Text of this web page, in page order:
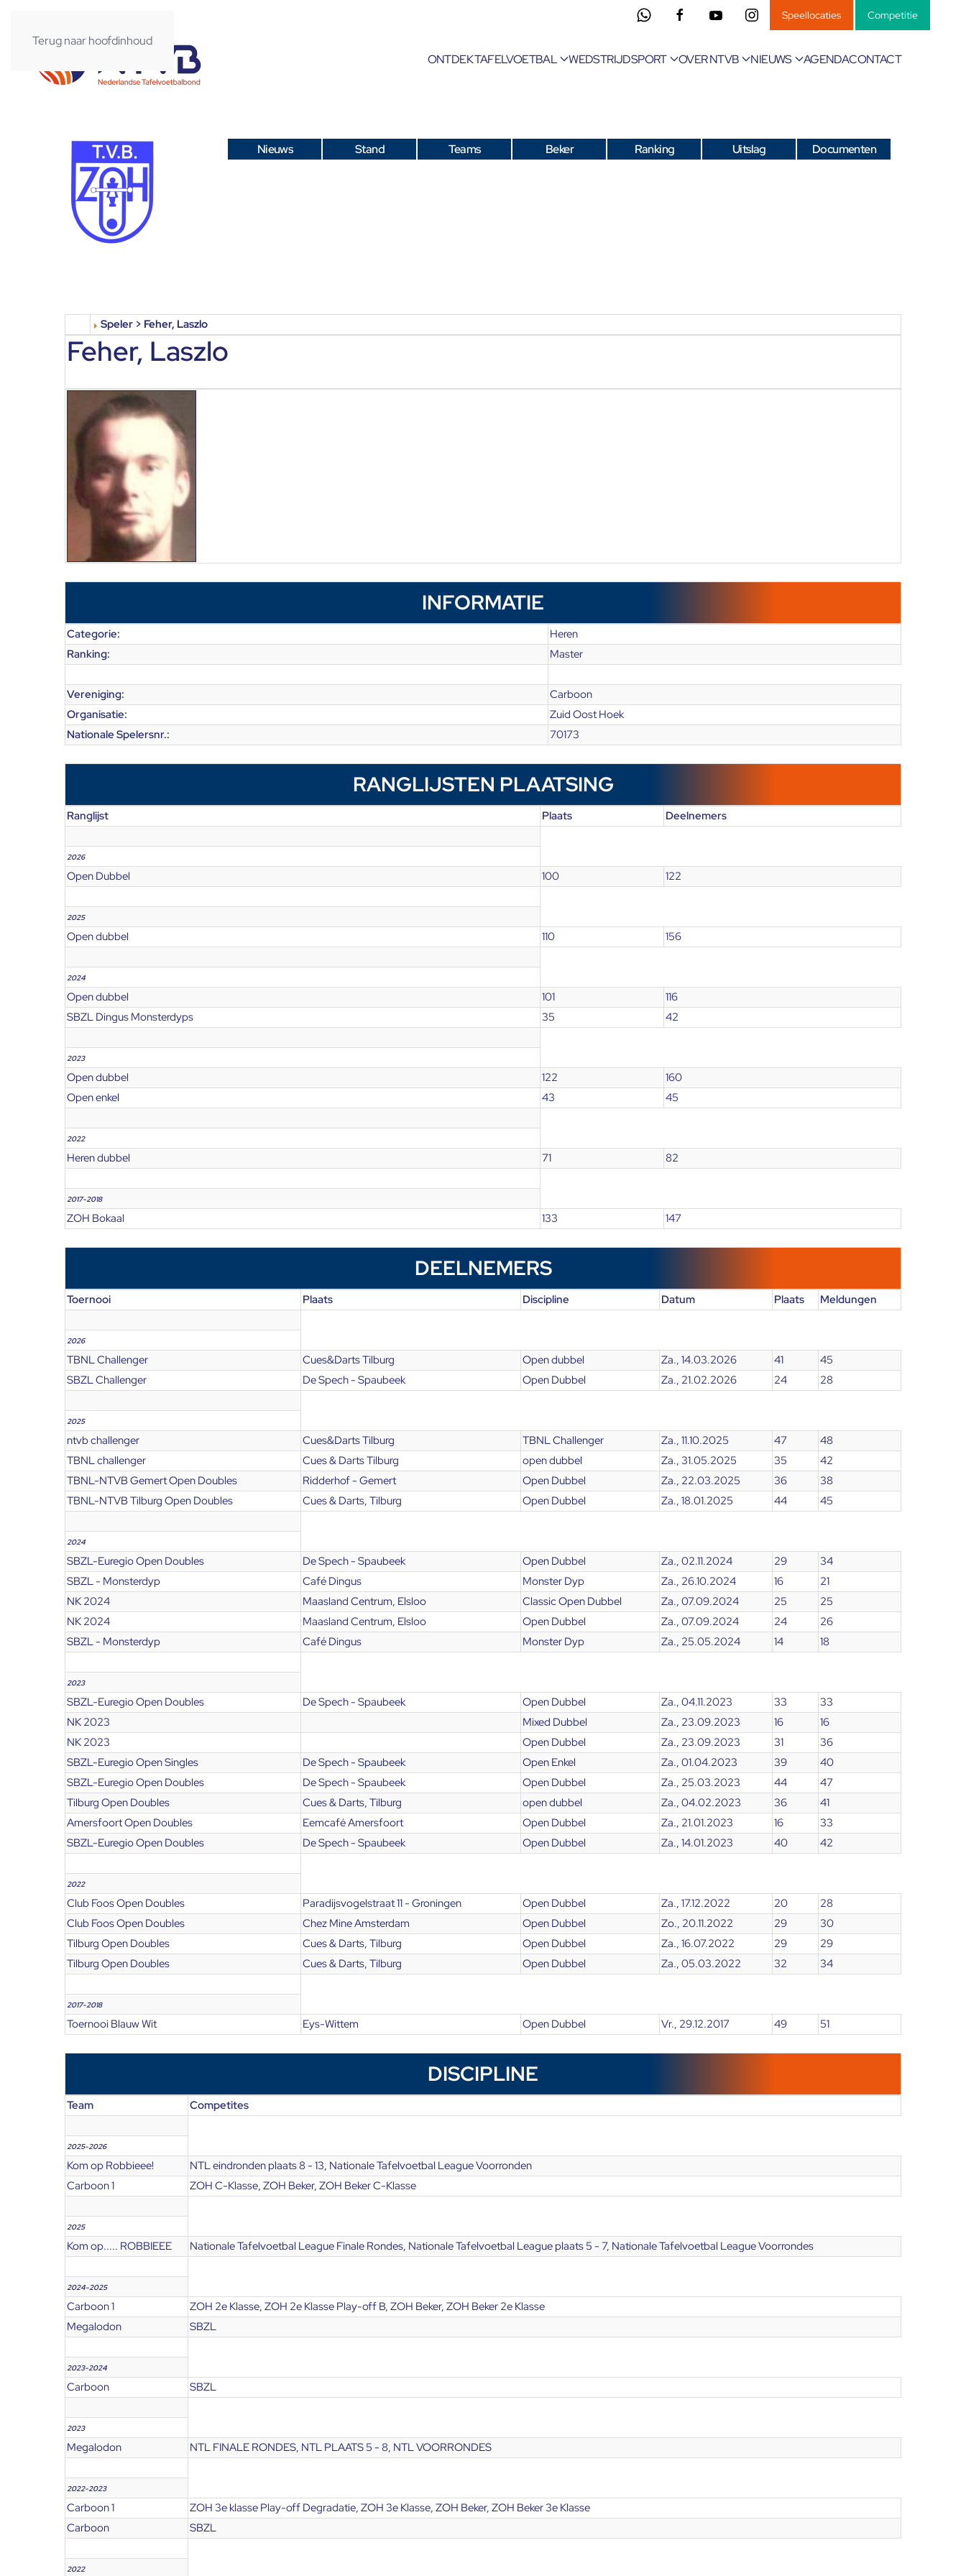
Terug naar hoofdinhoud
Speellocaties Competitie
ONTDEK TAFELVOETBAL WEDSTRIJDSPORT OVER NTVB NIEUWS AGENDACONTACT
Nieuws Stand Teams Beker Ranking Uitslag Documenten
Speler > Feher, Laszlo
Feher, Laszlo
INFORMATIE
Categorie:
Heren
Ranking:
Master
Vereniging:
Carboon
Organisatie:
Zuid Oost Hoek
Nationale Spelersnr.:
70173
RANGLIJSTEN PLAATSING
Ranglijst Plaats Deelnemers
2026
Open Dubbel 100 122
2025
Open dubbel 110 156
2024
Open dubbel 101
116
SBZL Dingus Monsterdyps
35 42
2023
Open dubbel 122
160
Open enkel
43 45
2022
Heren dubbel 71 82
2017-2018
ZOH Bokaal 133 147
DEELNEMERS
Toernooi Plaats Discipline Datum Plaats Meldungen
2026
TBNL Challenger Cues&Darts Tilburg Open dubbel Za., 14.03.2026 41
45
SBZL Challenger
De Spech - Spaubeek Open Dubbel Za., 21.02.2026 24 28
2025
ntvb challenger Cues&Darts Tilburg TBNL Challenger Za., 11.10.2025 47
48
TBNL challenger
Cues & Darts Tilburg open dubbel Za., 31.05.2025 35
42
TBNL-NTVB Gemert Open Doubles
Ridderhof - Gemert Open Dubbel Za., 22.03.2025 36
38
TBNL-NTVB Tilburg Open Doubles
Cues & Darts, Tilburg Open Dubbel Za., 18.01.2025 44 45
2024
SBZL-Euregio Open Doubles De Spech - Spaubeek Open Dubbel Za., 02.11.2024 29
34
SBZL - Monsterdyp
Café Dingus Monster Dyp Za., 26.10.2024 16
21
NK 2024
Maasland Centrum, Elsloo Classic Open Dubbel Za., 07.09.2024 25
25
NK 2024
Maasland Centrum, Elsloo Open Dubbel Za., 07.09.2024 24
26
SBZL - Monsterdyp
Café Dingus Monster Dyp Za., 25.05.2024 14 18
2023
SBZL-Euregio Open Doubles De Spech - Spaubeek Open Dubbel Za., 04.11.2023 33
33
NK 2023
Mixed Dubbel Za., 23.09.2023 16
16
NK 2023
Open Dubbel Za., 23.09.2023 31
36
SBZL-Euregio Open Singles
De Spech - Spaubeek Open Enkel Za., 01.04.2023 39
40
SBZL-Euregio Open Doubles
De Spech - Spaubeek Open Dubbel Za., 25.03.2023 44
47
Tilburg Open Doubles
Cues & Darts, Tilburg open dubbel Za., 04.02.2023 36
41
Amersfoort Open Doubles
Eemcafé Amersfoort Open Dubbel Za., 21.01.2023 16
33
SBZL-Euregio Open Doubles
De Spech - Spaubeek Open Dubbel Za., 14.01.2023 40 42
2022
Club Foos Open Doubles Paradijsvogelstraat 11 - Groningen Open Dubbel Za., 17.12.2022 20
28
Club Foos Open Doubles
Chez Mine Amsterdam Open Dubbel Zo., 20.11.2022 29
30
Tilburg Open Doubles
Cues & Darts, Tilburg Open Dubbel Za., 16.07.2022 29
29
Tilburg Open Doubles
Cues & Darts, Tilburg Open Dubbel Za., 05.03.2022 32 34
2017-2018
Toernooi Blauw Wit Eys-Wittem Open Dubbel Vr., 29.12.2017 49 51
DISCIPLINE
Team Competites
2025-2026
Kom op Robbieee!
NTL eindronden plaats 8 - 13, Nationale Tafelvoetbal League Voorronden
Carboon 1
ZOH C-Klasse, ZOH Beker, ZOH Beker C-Klasse
2025
Kom op..... ROBBIEEE Nationale Tafelvoetbal League Finale Rondes, Nationale Tafelvoetbal League plaats 5 - 7, Nationale Tafelvoetbal League Voorrondes
2024-2025
Carboon 1
ZOH 2e Klasse, ZOH 2e Klasse Play-off B, ZOH Beker, ZOH Beker 2e Klasse
Megalodon
SBZL
2023-2024
Carboon SBZL
2023
Megalodon NTL FINALE RONDES, NTL PLAATS 5 - 8, NTL VOORRONDES
2022-2023
Carboon 1
ZOH 3e klasse Play-off Degradatie, ZOH 3e Klasse, ZOH Beker, ZOH Beker 3e Klasse
Carboon
SBZL
2022